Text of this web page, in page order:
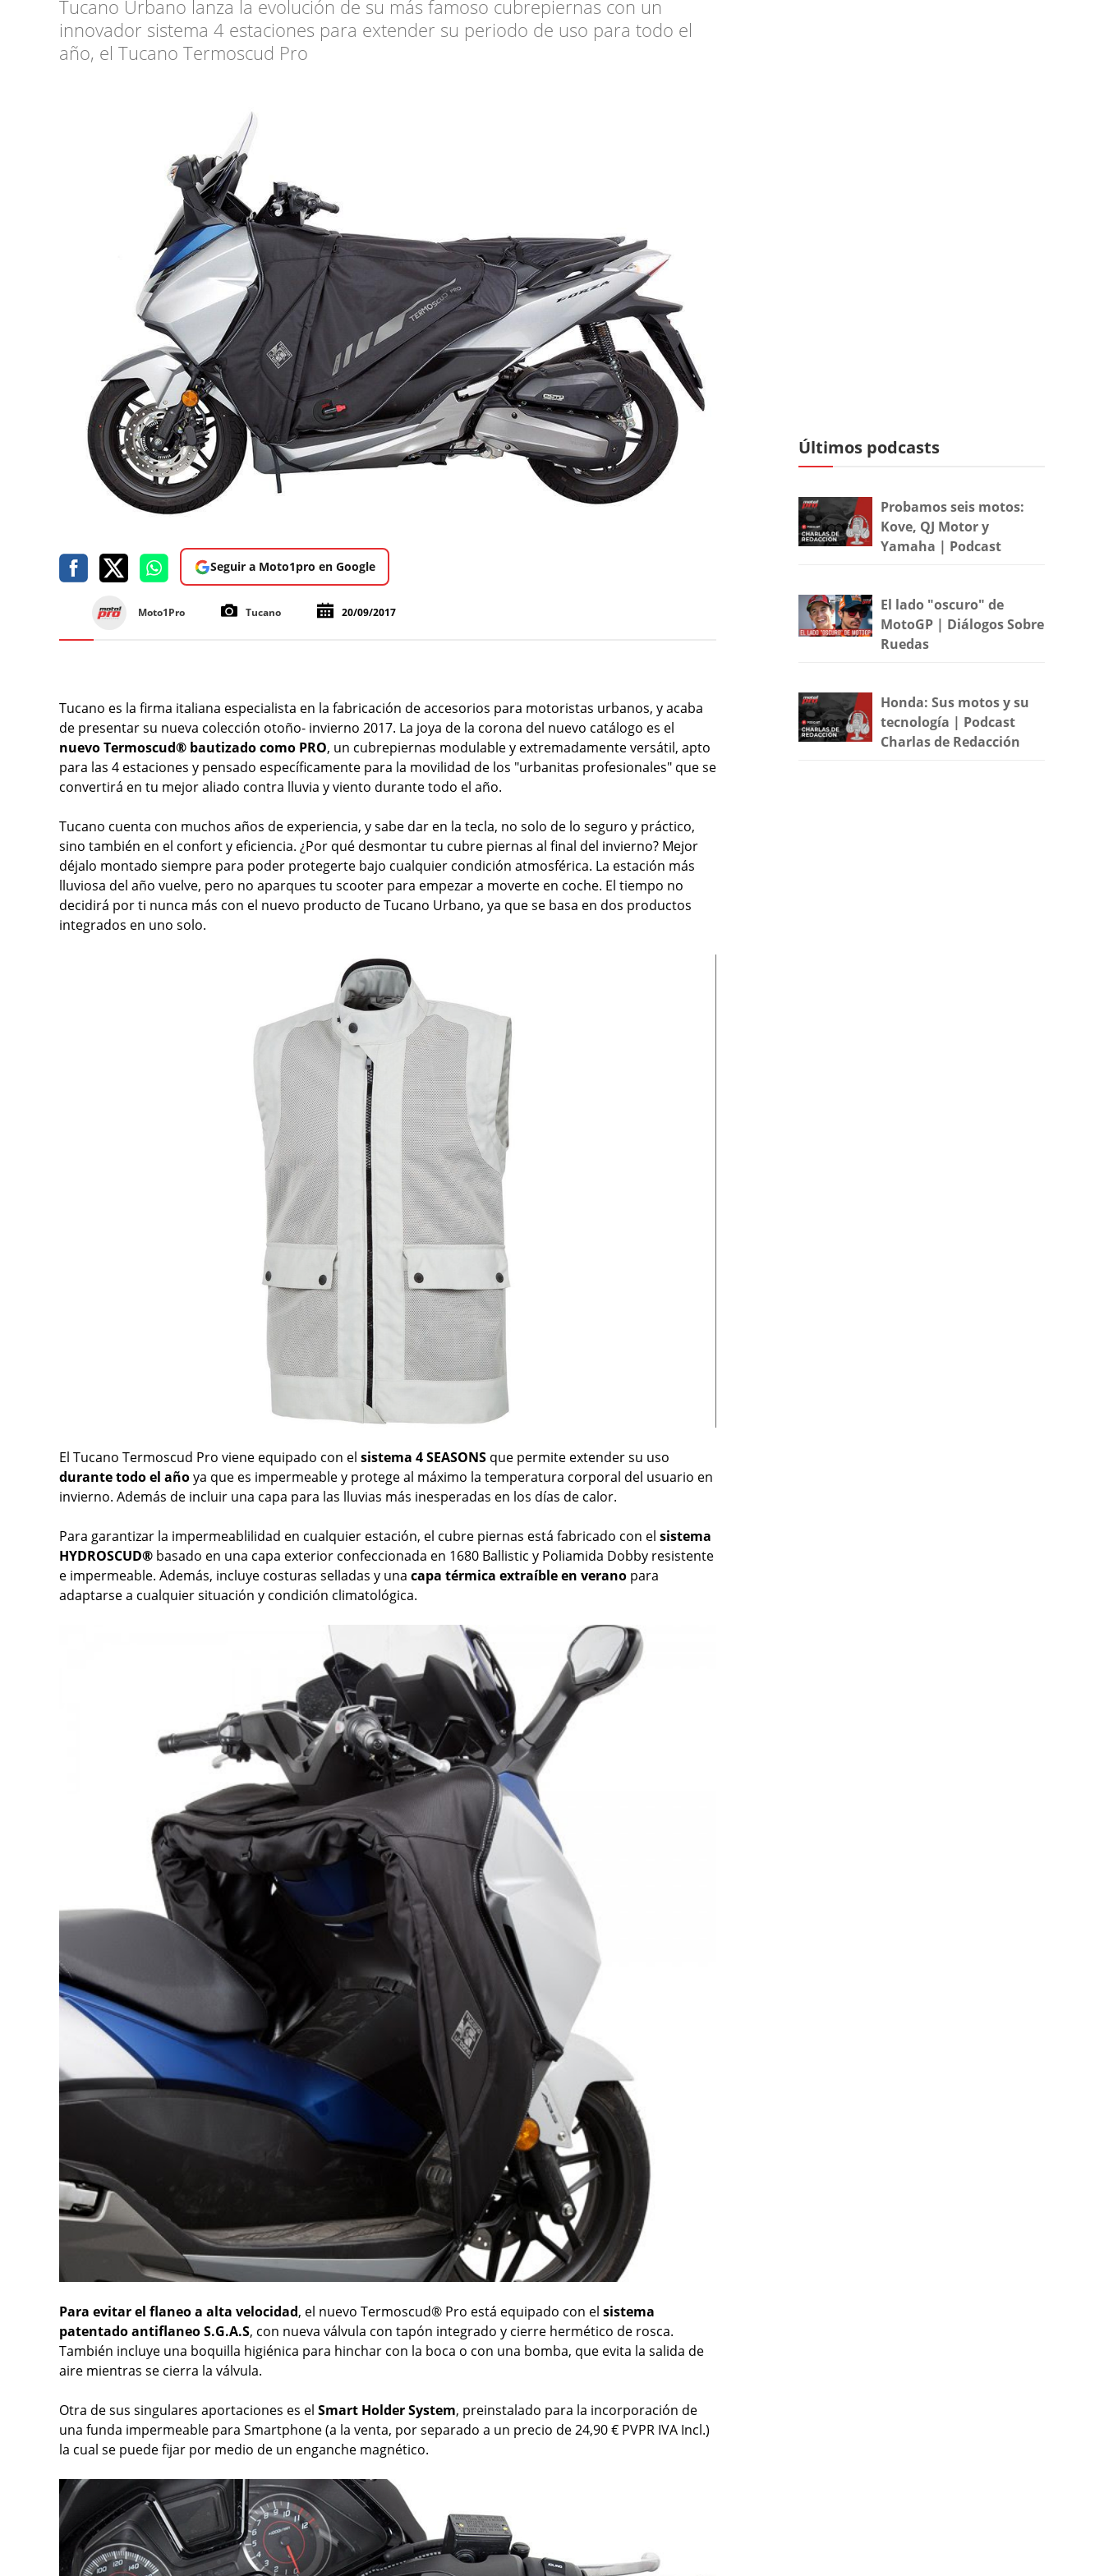
Tucano Urbano lanza la evolución de su más famoso cubrepiernas con un
innovador sistema 4 estaciones para extender su periodo de uso para todo el
año, el Tucano Termoscud Pro
Seguir a Moto1pro en Google
Moto1Pro Tucano 20/09/2017
Tucano es la firma italiana especialista en la fabricación de accesorios para motoristas urbanos, y acaba
de presentar su nueva colección otoño- invierno 2017. La joya de la corona del nuevo catálogo es el
nuevo Termoscud® bautizado como PRO, un cubrepiernas modulable y extremadamente versátil, apto
para las 4 estaciones y pensado específicamente para la movilidad de los "urbanitas profesionales" que se
convertirá en tu mejor aliado contra lluvia y viento durante todo el año.
Tucano cuenta con muchos años de experiencia, y sabe dar en la tecla, no solo de lo seguro y práctico,
sino también en el confort y eficiencia. ¿Por qué desmontar tu cubre piernas al final del invierno? Mejor
déjalo montado siempre para poder protegerte bajo cualquier condición atmosférica. La estación más
lluviosa del año vuelve, pero no aparques tu scooter para empezar a moverte en coche. El tiempo no
decidirá por ti nunca más con el nuevo producto de Tucano Urbano, ya que se basa en dos productos
integrados en uno solo.
El Tucano Termoscud Pro viene equipado con el sistema 4 SEASONS que permite extender su uso
durante todo el añoya que es impermeable y protege al máximo la temperatura corporal del usuario en
invierno. Además de incluir una capa para las lluvias más inesperadas en los días de calor.
Para garantizar la impermeablilidad en cualquier estación, el cubre piernas está fabricado con el sistema
HYDROSCUD® basado en una capa exterior confeccionada en 1680 Ballistic y Poliamida Dobby resistente
e impermeable. Además, incluye costuras selladas y una capa térmica extraíble en verano para
adaptarse a cualquier situación y condición climatológica.
Para evitar el flaneo a alta velocidad, el nuevo Termoscud® Pro está equipado con el sistema
patentado antiflaneo S.G.A.S, con nueva válvula con tapón integrado y cierre hermético de rosca.
También incluye una boquilla higiénica para hinchar con la boca o con una bomba, que evita la salida de
aire mientras se cierra la válvula.
Otra de sus singulares aportaciones es el Smart Holder System, preinstalado para la incorporación de
una funda impermeable para Smartphone (a la venta, por separado a un precio de 24,90 € PVPR IVA Incl.)
la cual se puede fijar por medio de un enganche magnético.
Últimos podcasts
Probamos seis motos:
Kove, QJ Motor y
Yamaha | Podcast
El lado "oscuro" de
MotoGP | Diálogos Sobre
Ruedas
Honda: Sus motos y su
tecnología | Podcast
Charlas de Redacción